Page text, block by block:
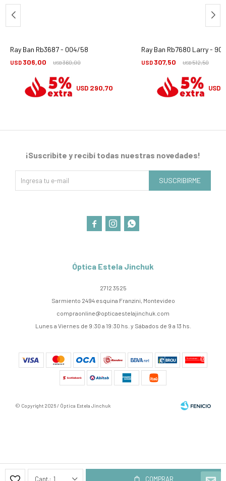
1 COMPRAR
Ray Ban Rb3687 - 004/58
USD 306,00 USD360,00
USD 290,70
Ray Ban Rb7680 Larry -
USD 307,50 USD512,50
USD
Óptica Estela Jinchuk
2712 3525
Sarmiento 2494 esquina Franzini, Montevideo
compraonline@opticaestelajinchuk.com
Lunes a Viernes de 9:30 a 19:30 hs. y Sábados de 9 a 13 hs.
¡Suscribite y recibí todas nuestras novedades!
SUSCRIBIRME
  
© Copyright 2026 / Óptica Estela Jinchuk